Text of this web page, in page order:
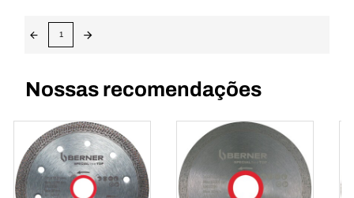
1
Nossas recomendações